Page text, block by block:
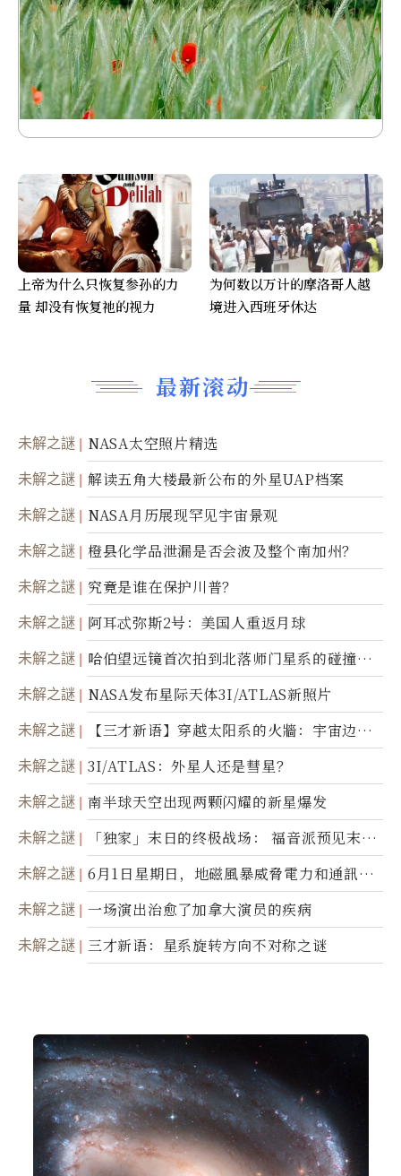
最新滚动
未解之謎 NASA太空照片精选
未解之謎 解读五角大楼最新公布的外星UAP档案
未解之謎 NASA月历展现罕见宇宙景观
未解之謎 橙县化学品泄漏是否会波及整个南加州？
未解之謎 究竟是谁在保护川普？
未解之謎 阿耳忒弥斯2号：美国人重返月球
未解之謎
哈伯望远镜首次拍到北落师门星系的碰撞与
爆炸
未解之謎 NASA发布星际天体3I/ATLAS新照片
未解之謎
【三才新语】穿越太阳系的火牆：宇宙边界
新启示
未解之謎 3I/ATLAS：外星人还是彗星？
未解之謎 南半球天空出现两颗闪耀的新星爆发
未解之謎
「独家」末日的终极战场： 福音派预见末
世；希腊僧侣预言以色列的进攻
未解之謎
6月1日星期日，地磁風暴威脅電力和通訊基
礎設施
未解之謎 一场演出治愈了加拿大演员的疾病
未解之謎 三才新语：星系旋转方向不对称之谜
上帝为什么只恢复参孙的力
量 却没有恢复祂的视力
为何数以万计的摩洛哥人越
境进入西班牙休达